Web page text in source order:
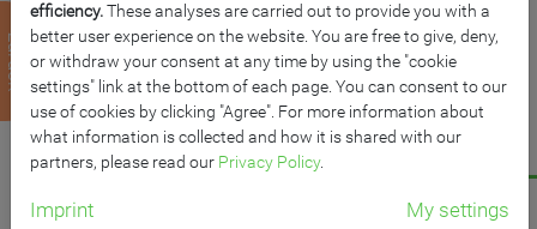
zurück STAPELSTUHL
MORITZ MIT
Sitzhöhe: 46 cm, mit Vierfuß Schichtholzgestell,
efficiency.These analyses are carried out to provide you with a
better user experience on the website. You are free to give, deny,
or withdraw your consent at any time by using the "cookie
settings" link at the bottom of each page. You can consent to our
use of cookies by clicking "Agree". For more information about
what information is collected and how it is shared with our
partners, please read our Privacy Policy.
Imprint My settings